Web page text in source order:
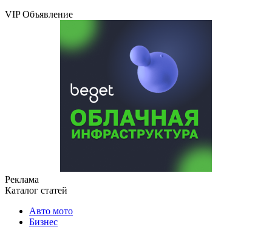
VIP Объявление
Реклама
Каталог статей
Авто мото
Бизнес